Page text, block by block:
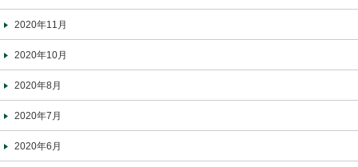
2020年11月
2020年10月
2020年8月
2020年7月
2020年6月